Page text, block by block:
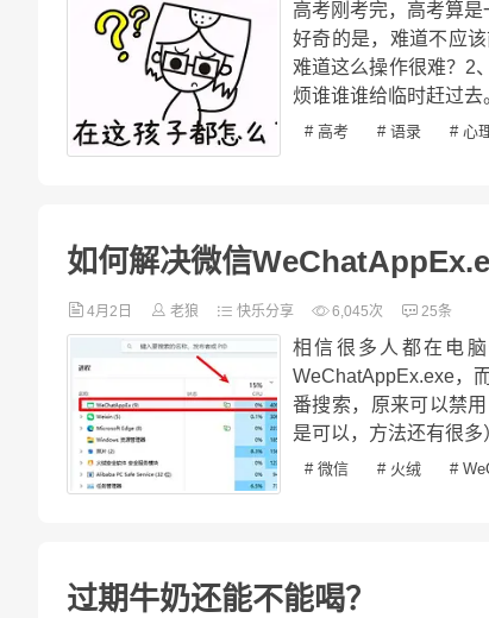
高考刚考完，高考算
好奇的是，难道不应
难道这么操作很难？2
烦谁谁谁给临时赶过
# 高考 # 语录 # 心
如何解决微信
4月2日 老狼 快乐分享 6,045次 25条
相信很多人都在电
WeChatAppEx.exe，
番搜索，原来可以禁
是可以，方法还有很
# 微信 # 火绒 #
过期牛奶还能不能喝？